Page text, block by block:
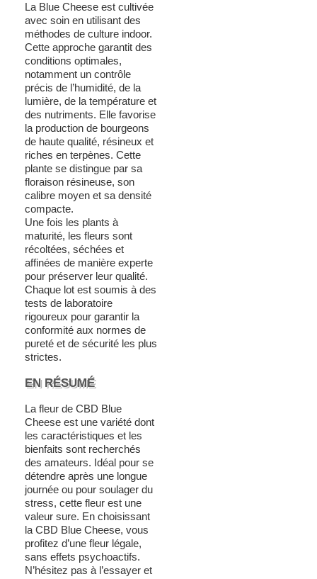
La Blue Cheese est cultivée
avec soin en utilisant des
méthodes de culture indoor.
Cette approche garantit des
conditions optimales,
notamment un contrôle
précis de l’humidité, de la
lumière, de la température et
des nutriments. Elle favorise
la production de bourgeons
de haute qualité, résineux et
riches en terpènes. Cette
plante se distingue par sa
floraison résineuse, son
calibre moyen et sa densité
compacte.
Une fois les plants à
maturité, les fleurs sont
récoltées, séchées et
affinées de manière experte
pour préserver leur qualité.
Chaque lot est soumis à des
tests de laboratoire
rigoureux pour garantir la
conformité aux normes de
pureté et de sécurité les plus
strictes.
EN RÉSUMÉ
La fleur de CBD Blue
Cheese est une variété dont
les caractéristiques et les
bienfaits sont recherchés
des amateurs. Idéal pour se
détendre après une longue
journée ou pour soulager du
stress, cette fleur est une
valeur sure. En choisissant
la CBD Blue Cheese, vous
profitez d’une fleur légale,
sans effets psychoactifs.
N’hésitez pas à l’essayer et